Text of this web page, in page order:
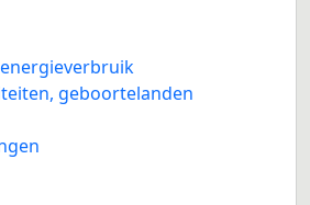
geboortelanden